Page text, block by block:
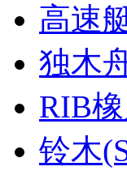
高速
独木
RIB
铃木